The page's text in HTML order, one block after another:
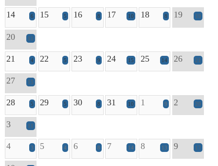
14 6 15 5 16 8 17 10 18 8 19 19
20 11
21 4 22 5 23 9 24 15 25 14 26 21
27 15
28 5 29 5 30 8 31 10 1 9 2 20
3 11
4 3 5 4 6 8 7 14 8 13 9 17